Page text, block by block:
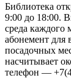
Библиотека
9:00 до 18:00.
среда каждого
абонемент для
посадочных
насчитывает
телефон —